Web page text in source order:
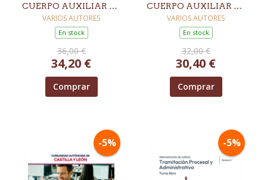
CUERPO AUXILIAR DE
LA ADMINISTRACIÓN.
COMUNIDAD
AUTÓNOMA DE
CASTILLA Y LEÓN
VARIOS AUTORES
En stock
36,00 €
34,20 €
Comprar
CUERPO AUXILIAR DE
LA ADMINISTRACIÓN.
COMUNIDAD
AUTÓNOMA DE
CASTILLA Y LEÓN
VARIOS AUTORES
En stock
32,00 €
30,40 €
Comprar
-5% -5%